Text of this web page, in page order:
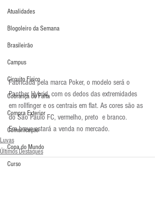
Atualidades
Blogoleiro da Semana
Brasileirão
Campus
Circuito Físico
Cobrança de Falta
Compra Exterior
Comunicação
Copa do Mundo
Curso
Fabricada pela marca Poker, o modelo será o
Panther Hybrid, com os dedos das extremidades
em rollfinger e os centrais em flat. As cores são as
do São Paulo FC, vermelho, preto  e branco.
Em breve estará a venda no mercado.
Luvas
Últimos Destaques